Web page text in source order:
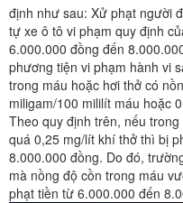
định như sau: Xử phạt người
tự xe ô tô vi phạm quy định
6.000.000 đồng đến
phương tiện vi phạm hành vi
trong máu hoặc hơi thở có
miligam/100 mililít máu hoặc
Theo quy định trên, nếu
quá 0,25 mg/lít khí thở thì bị
8.000.000 đồng. Do đó,
mà nồng độ cồn trong máu
phạt tiền từ 6.000.000 đến